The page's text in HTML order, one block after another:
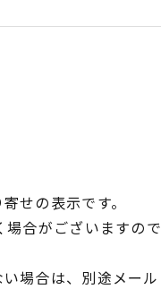
せの表示です。
合がございますので
場合は、別途メール